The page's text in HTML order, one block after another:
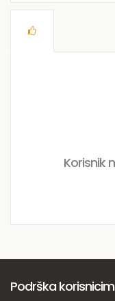
Korisnik
Podrška